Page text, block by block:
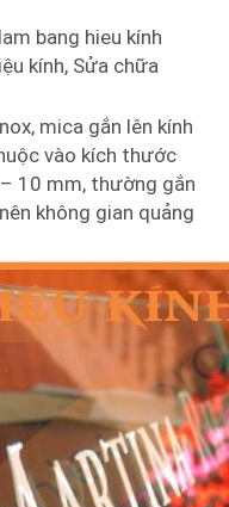
bang hieu kính
kính, Sửa chữa
mica gắn lên kính
vào kích thước
10 mm, thường gắn
không gian quảng